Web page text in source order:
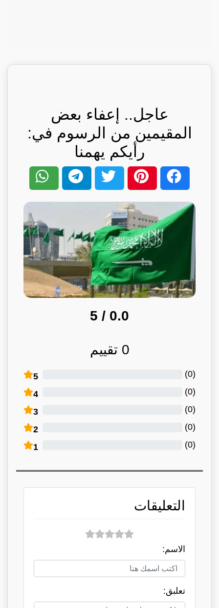
عاجل.. إعفاء بعض
المقيمين من الرسوم في:
رأيكم يهمنا
0.0
/ 5
0 تقييم
5 (
0
)
4 (
0
)
3 (
0
)
2 (
0
)
1 (
0
)
التعليقات
الاسم:
تعلبق: